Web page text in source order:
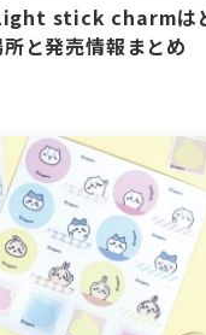
Light stick charmは
と発売情報まとめ